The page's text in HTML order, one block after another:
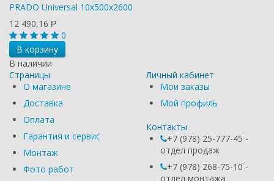
PRADO Universal 10х500х2600
12 490,16 Р
0
В корзину
В наличии
Страницы
О магазине
Доставка
Оплата
Гарантия и сервис
Монтаж
Фото работ
Личный кабинет
Мои заказы
Мой профиль
Контакты
+7 (978) 25-777-45 -
отдел продаж
+7 (978) 268-75-10 -
отдел монтажа